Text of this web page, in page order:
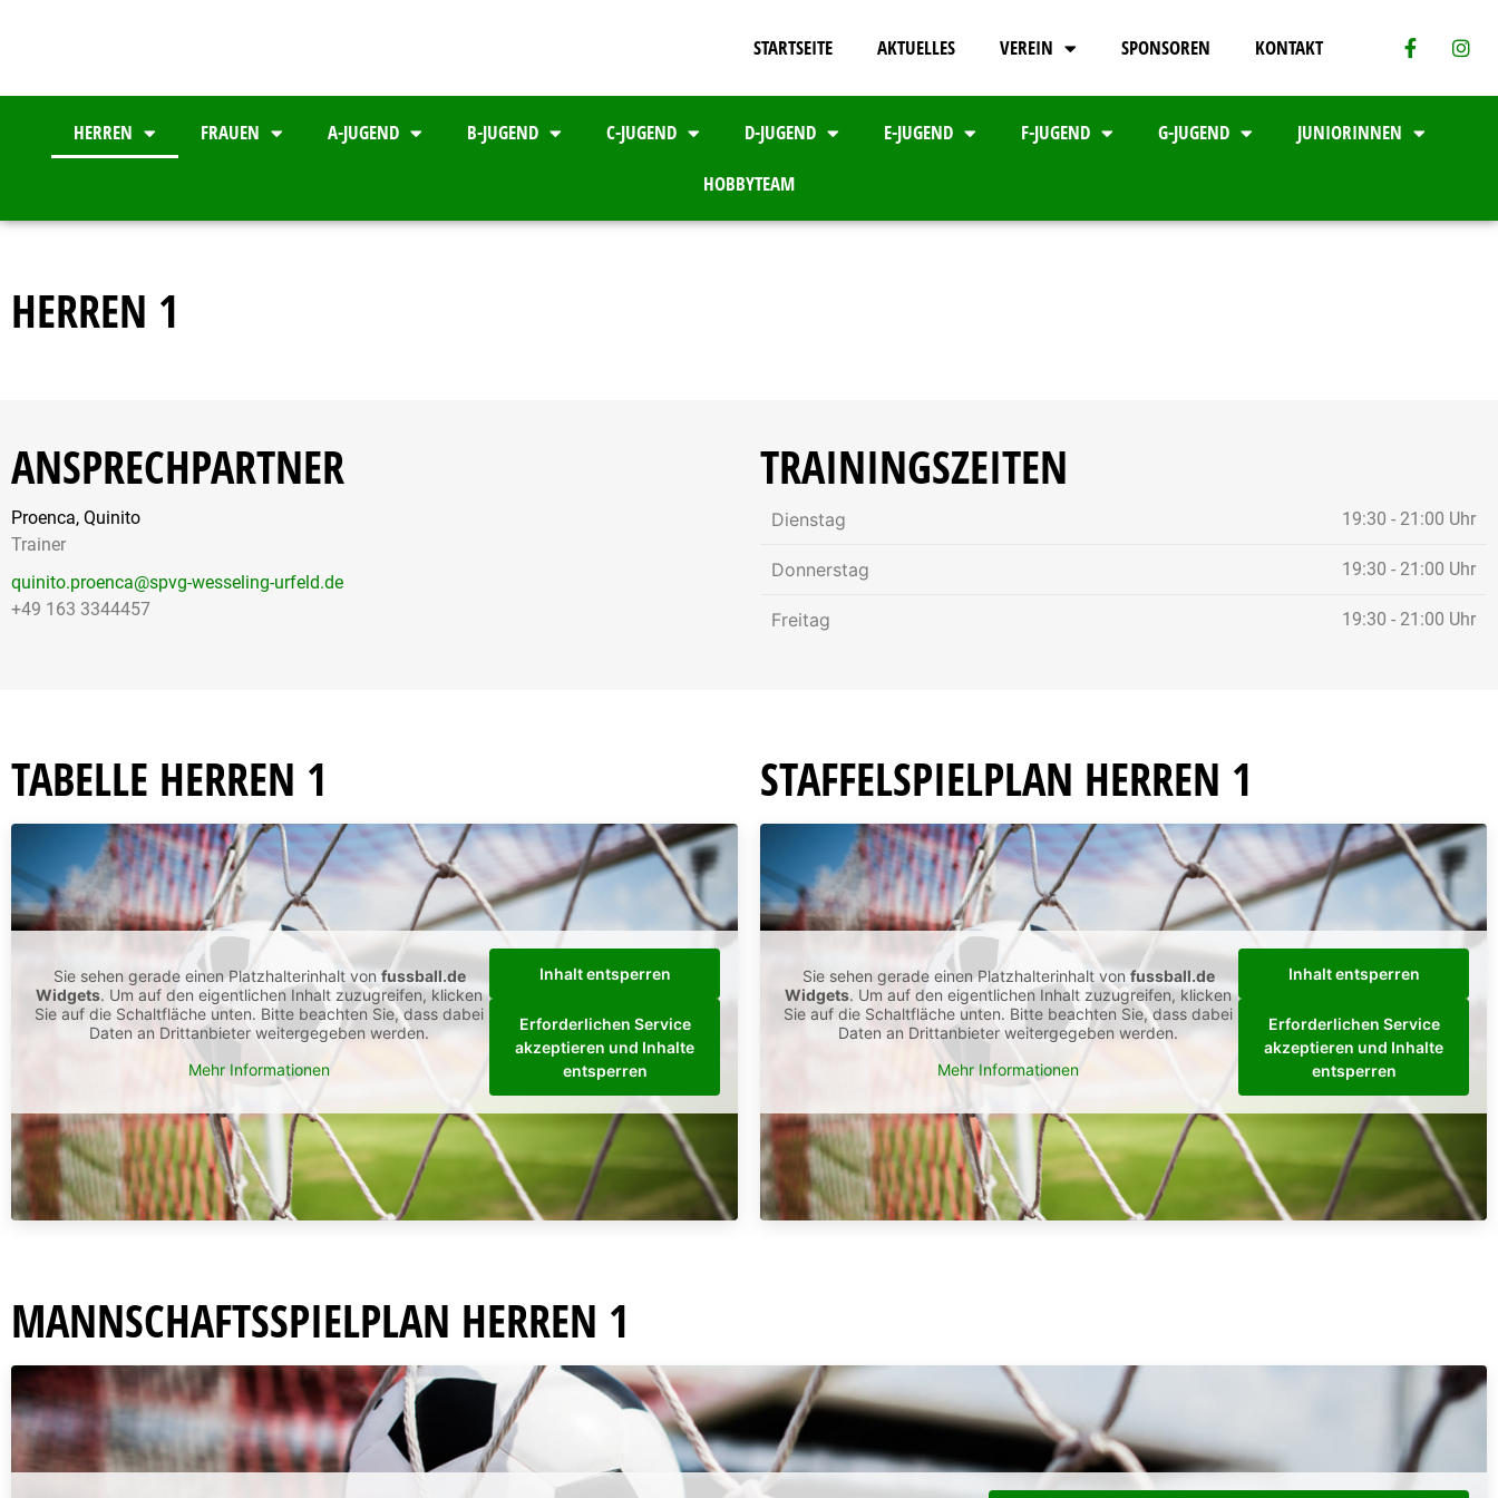
STARTSEITE AKTUELLES VEREIN SPONSOREN KONTAKT
HERREN FRAUEN A-JUGEND B-JUGEND C-JUGEND D-JUGEND E-JUGEND F-JUGEND G-JUGEND
JUNIORINNEN
HOBBYTEAM
HERREN 1
ANSPRECHPARTNER
Proenca, Quinito
Trainer
quinito.proenca@spvg-wesseling-urfeld.de
+49 163 3344457
Kreuer, Sven
sven.kreuer@spvg-wesseling-urfeld.de
+49 176 62457023
TRAININGSZEITEN
Dienstag 19:30 - 21:00 Uhr
Donnerstag 19:30 - 21:00 Uhr
Freitag 19:30 - 21:00 Uhr
TABELLE HERREN 1
Sie sehen gerade einen Platzhalterinhalt von fussball.de
Widgets. Um auf den eigentlichen Inhalt zuzugreifen, klicken
Sie auf die Schaltfläche unten. Bitte beachten Sie, dass dabei
Daten an Drittanbieter weitergegeben werden.
Mehr Informationen
Inhalt entsperren
Erforderlichen Service
akzeptieren und Inhalte
entsperren
STAFFELSPIELPLAN HERREN 1
Sie sehen gerade einen Platzhalterinhalt von fussball.de
Widgets. Um auf den eigentlichen Inhalt zuzugreifen, klicken
Sie auf die Schaltfläche unten. Bitte beachten Sie, dass dabei
Daten an Drittanbieter weitergegeben werden.
Mehr Informationen
Inhalt entsperren
Erforderlichen Service
akzeptieren und Inhalte
entsperren
MANNSCHAFTSSPIELPLAN HERREN 1